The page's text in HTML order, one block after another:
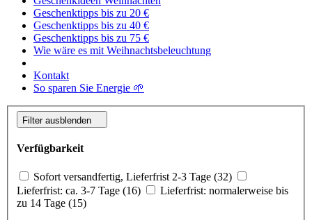
Geschenktipps bis zu 20 €
Geschenktipps bis zu 40 €
Geschenktipps bis zu 75 €
Wie wäre es mit Weihnachtsbeleuchtung
Kontakt
So sparen Sie Energie 🌱
Filter ausblenden
Verfügbarkeit
Sofort versandfertig, Lieferfrist 2-3 Tage (32)
Lieferfrist: ca. 3-7 Tage (16)
Lieferfrist: normalerweise bis
zu 14 Tage (15)